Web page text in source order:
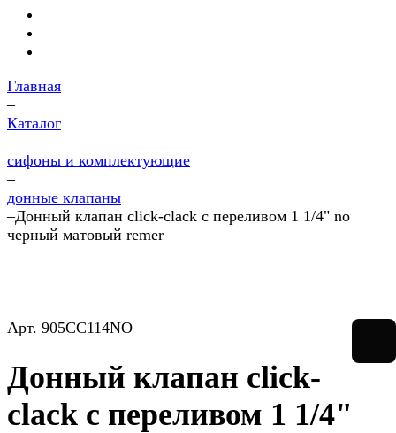
Главная
–
Каталог
–
сифоны и комплектующие
–
донные клапаны
–Донный клапан click-clack с переливом 1 1/4" no
черный матовый remer
Арт. 905CC114NO
Донный клапан click-
clack с переливом 1 1/4"